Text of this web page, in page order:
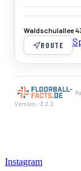
Waldschulallee
ROUTE
Version: 3.2.2
Instagram